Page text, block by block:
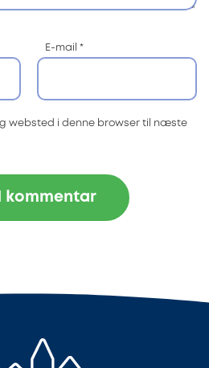
E-mail *
websted i denne browser til næste